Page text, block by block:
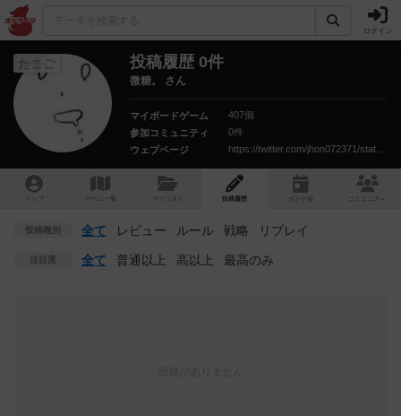
ログイン
たまご 投稿履歴 0件
微糖。 さん
マイボードゲーム
407個
参加コミュニティ
0件
ウェブページ
トップ ゲーム一覧 マイリスト 投稿履歴 ボ ドゲ コミュニティ
投稿種別 全て レビュー ルール 戦略 リプレイ
注目度 全て 普通以上 高以上 最高のみ